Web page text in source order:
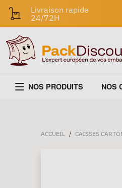
Livraison rapide
24/72H
NOS PRODUITS NOS
ACCUEIL / CAISSES